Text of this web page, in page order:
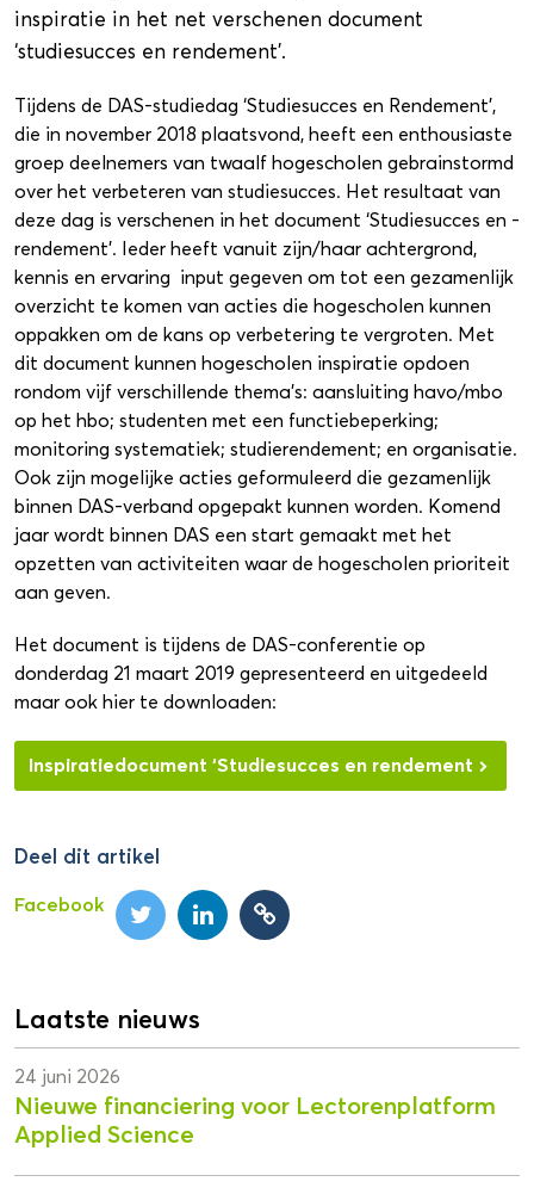
inspiratie in het net verschenen document
‘studiesucces en rendement’.
Tijdens de DAS-studiedag ‘Studiesucces en Rendement’,
die in november 2018 plaatsvond, heeft een enthousiaste
groep deelnemers van twaalf hogescholen gebrainstormd
over het verbeteren van studiesucces. Het resultaat van
deze dag is verschenen in het document ‘Studiesucces en -
rendement’. Ieder heeft vanuit zijn/haar achtergrond,
kennis en ervaring input gegeven om tot een gezamenlijk
overzicht te komen van acties die hogescholen kunnen
oppakken om de kans op verbetering te vergroten. Met
dit document kunnen hogescholen inspiratie opdoen
rondom vijf verschillende thema’s: aansluiting havo/mbo
op het hbo; studenten met een functiebeperking;
monitoring systematiek; studierendement; en organisatie.
Ook zijn mogelijke acties geformuleerd die gezamenlijk
binnen DAS-verband opgepakt kunnen worden. Komend
jaar wordt binnen DAS een start gemaakt met het
opzetten van activiteiten waar de hogescholen prioriteit
aan geven.
Het document is tijdens de DAS-conferentie op
donderdag 21 maart 2019 gepresenteerd en uitgedeeld
maar ook hier te downloaden:
Inspiratiedocument ‘Studiesucces en rendement
Deel dit artikel
Facebook
Laatste nieuws
24 juni 2026
Nieuwe financiering voor Lectorenplatform
Applied Science